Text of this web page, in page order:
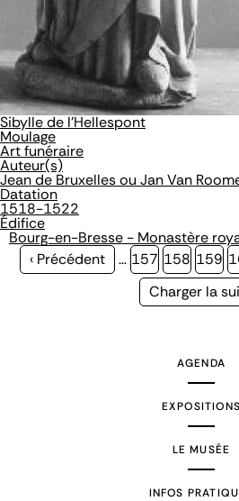
Sibylle de l'Hellespont
Moulage
Art funéraire
Auteur(s)
Jean de Bruxelles ou Jan Van
Datation
1518-1522
Édifice
Bourg-en-Bresse - Monastère
Page
‹ Précédent … Page
157 Page
158 Page
159
Page
Charger la
AGENDA
EXPOSITIONS
LE MUSÉE
INFOS